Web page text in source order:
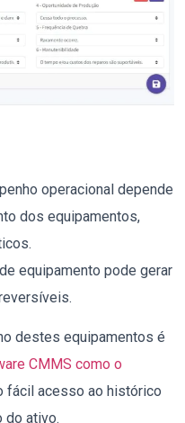
operacional depende
dos equipamentos,
equipamento pode gerar
destes equipamentos é
CMMS como o
fácil acesso ao histórico
do ativo.